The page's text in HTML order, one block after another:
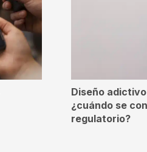
Diseño
¿cuándo se
regulatorio?